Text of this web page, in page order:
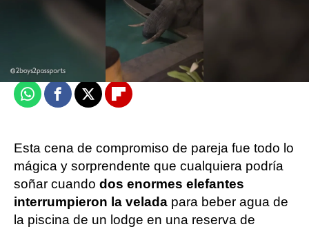
Flooxer Now
05 de diciembre de 2023, 16:56
WhatsappFacebook
X Flipboard
Esta cena de compromiso de pareja fue todo lo
mágica y sorprendente que cualquiera podría
soñar cuando dos enormes elefantes
interrumpieron la velada para beber agua de
la piscina de un lodge en una reserva de